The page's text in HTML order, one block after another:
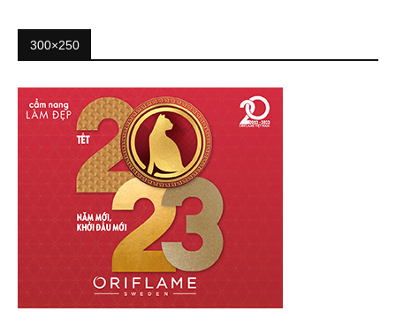
300×250